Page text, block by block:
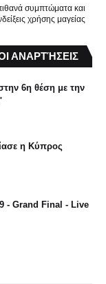
συμπτώματα και
χρήσης μαγείας
ΑΝΑΡΤΉΣΕΙΣ
6η θέση με την
η Κύπρος
- Grand Final - Live